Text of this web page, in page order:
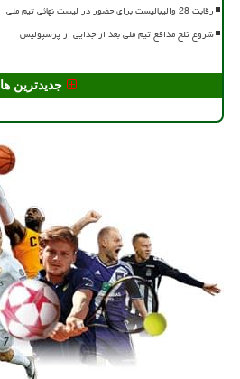
رقابت 28 والیبالیست برای حضور در لیست نهائی تیم ملی
شروع تلخ مدافع تیم ملی بعد از جدایی از پرسپولیس
جدیدترین ها